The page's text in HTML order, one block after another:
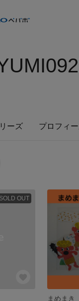
ーズ プロフィ
SOLD OUT